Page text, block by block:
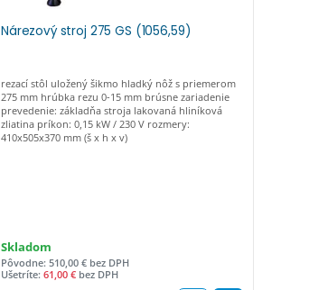
Nárezový stroj 275 GS (1056,59)
rezací stôl uložený šikmo hladký nôž s priemerom
275 mm hrúbka rezu 0-15 mm brúsne zariadenie
prevedenie: základňa stroja lakovaná hliníková
zliatina príkon: 0,15 kW / 230 V rozmery:
410x505x370 mm (š x h x v)
Skladom
Pôvodne: 510,00 € bez DPH
Ušetríte: 61,00 € bez DPH